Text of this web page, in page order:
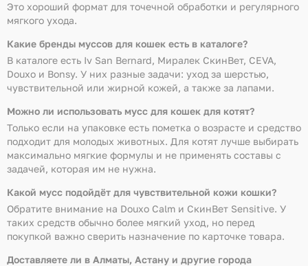
Это хороший формат для точечной обработки и регулярного
мягкого ухода.
Какие бренды муссов для кошек есть в каталоге?
В каталоге есть Iv San Bernard, Миралек СкинВет, CEVA,
Douxo и Bonsy. У них разные задачи: уход за шерстью,
чувствительной или жирной кожей, а также за лапами.
Можно ли использовать мусс для кошек для котят?
Только если на упаковке есть пометка о возрасте и средство
подходит для молодых животных. Для котят лучше выбирать
максимально мягкие формулы и не применять составы с
задачей, которая им не нужна.
Какой мусс подойдёт для чувствительной кожи кошки?
Обратите внимание на Douxo Calm и СкинВет Sensitive. У
таких средств обычно более мягкий уход, но перед
покупкой важно сверить назначение по карточке товара.
Доставляете ли в Алматы, Астану и другие города